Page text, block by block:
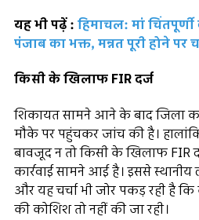
यह भी पढ़ें : हिमाचल: मां
पंजाब का भक्त, मन्नत पूरी होने पर
किसी के खिलाफ FIR दर्ज
शिकायत सामने आने के बाद जिला
मौके पर पहुंचकर जांच की है।
बावजूद न तो किसी के खिलाफ FIR
कार्रवाई सामने आई है। इससे
और यह चर्चा भी जोर पकड़ रही है
की कोशिश तो नहीं की जा रही।